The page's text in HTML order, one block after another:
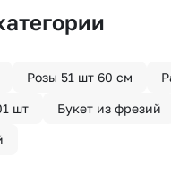
Розы 51 шт 60 см
шт Букет из фрезий